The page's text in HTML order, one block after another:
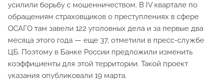
усилили борьбу с мошенничеством. В IV квартале по
обращениям страховщиков о преступлениях в сфере
ОСАГО там завели 122 уголовных дела и за первые два
месяца этого года — еще 37, отметили в пресс-службе
ЦБ. Поэтому в Банке России предложили изменить
коэффициенты для этой территории. Такой проект
указания опубликовали 19 марта.